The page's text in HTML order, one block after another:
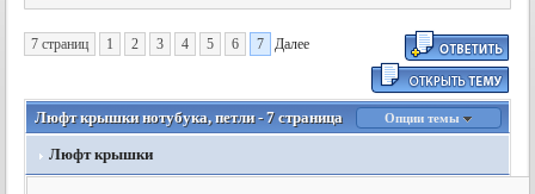
7 страниц 1 2 3 4 5 6 7 Далее
Люфт крышки нотубука, петли - 7 страница Опции темы
Люфт крышки